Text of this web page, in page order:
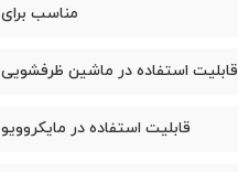
مناسب برای
قابلیت استفاده در ماشین ظرفشویی
قابلیت استفاده در مایکروویو